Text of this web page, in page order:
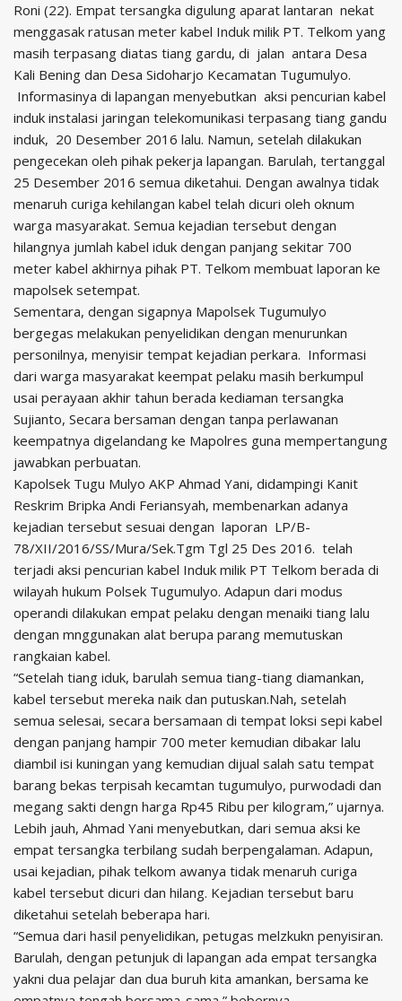
Roni (22). Empat tersangka digulung aparat lantaran nekat
menggasak ratusan meter kabel Induk milik PT. Telkom yang
masih terpasang diatas tiang gardu, di jalan antara Desa
Kali Bening dan Desa Sidoharjo Kecamatan Tugumulyo.
Informasinya di lapangan menyebutkan aksi pencurian kabel
induk instalasi jaringan telekomunikasi terpasang tiang gandu
induk, 20 Desember 2016 lalu. Namun, setelah dilakukan
pengecekan oleh pihak pekerja lapangan. Barulah, tertanggal
25 Desember 2016 semua diketahui. Dengan awalnya tidak
menaruh curiga kehilangan kabel telah dicuri oleh oknum
warga masyarakat. Semua kejadian tersebut dengan
hilangnya jumlah kabel iduk dengan panjang sekitar 700
meter kabel akhirnya pihak PT. Telkom membuat laporan ke
mapolsek setempat.
Sementara, dengan sigapnya Mapolsek Tugumulyo
bergegas melakukan penyelidikan dengan menurunkan
personilnya, menyisir tempat kejadian perkara. Informasi
dari warga masyarakat keempat pelaku masih berkumpul
usai perayaan akhir tahun berada kediaman tersangka
Sujianto, Secara bersaman dengan tanpa perlawanan
keempatnya digelandang ke Mapolres guna mempertangung
jawabkan perbuatan.
Kapolsek Tugu Mulyo AKP Ahmad Yani, didampingi Kanit
Reskrim Bripka Andi Feriansyah, membenarkan adanya
kejadian tersebut sesuai dengan laporan LP/B-
78/XII/2016/SS/Mura/Sek.Tgm Tgl 25 Des 2016. telah
terjadi aksi pencurian kabel Induk milik PT Telkom berada di
wilayah hukum Polsek Tugumulyo. Adapun dari modus
operandi dilakukan empat pelaku dengan menaiki tiang lalu
dengan mnggunakan alat berupa parang memutuskan
rangkaian kabel.
“Setelah tiang iduk, barulah semua tiang-tiang diamankan,
kabel tersebut mereka naik dan putuskan.Nah, setelah
semua selesai, secara bersamaan di tempat loksi sepi kabel
dengan panjang hampir 700 meter kemudian dibakar lalu
diambil isi kuningan yang kemudian dijual salah satu tempat
barang bekas terpisah kecamtan tugumulyo, purwodadi dan
megang sakti dengn harga Rp45 Ribu per kilogram,” ujarnya.
Lebih jauh, Ahmad Yani menyebutkan, dari semua aksi ke
empat tersangka terbilang sudah berpengalaman. Adapun,
usai kejadian, pihak telkom awanya tidak menaruh curiga
kabel tersebut dicuri dan hilang. Kejadian tersebut baru
diketahui setelah beberapa hari.
“Semua dari hasil penyelidikan, petugas melzkukn penyisiran.
Barulah, dengan petunjuk di lapangan ada empat tersangka
yakni dua pelajar dan dua buruh kita amankan, bersama ke